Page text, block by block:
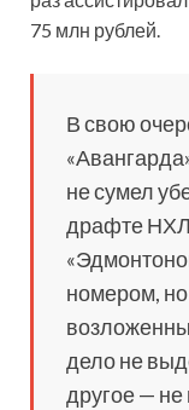
75 млн рублей.
В свою
не сумел
драфте НХЛ
номером, но
дело не
другое — не